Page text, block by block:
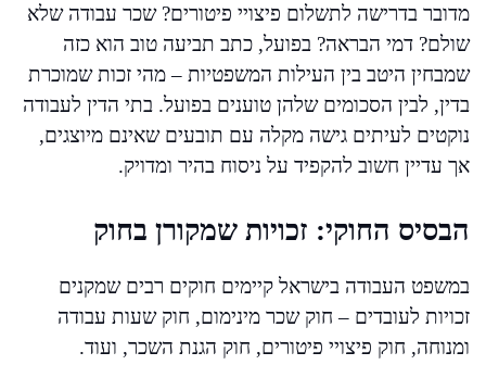
מדובר בדרישה לתשלום פיצויי פיטורים? שכר עבודה שלא
שולם? דמי הבראה? בפועל, כתב תביעה טוב הוא כזה
שמבחין היטב בין העילות המשפטיות – מהי זכות שמוכרת
בדין, לבין הסכומים שלהן טוענים בפועל. בתי הדין לעבודה
נוקטים לעיתים גישה מקלה עם תובעים שאינם מיוצגים,
אך עדיין חשוב להקפיד על ניסוח בהיר ומדויק.
הבסיס החוקי: זכויות שמקורן בחוק
במשפט העבודה בישראל קיימים חוקים רבים שמקנים
זכויות לעובדים – חוק שכר מינימום, חוק שעות עבודה
ומנוחה, חוק פיצויי פיטורים, חוק הגנת השכר, ועוד.